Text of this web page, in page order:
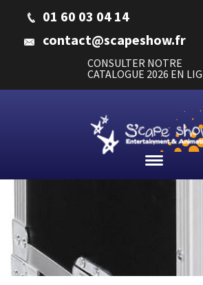
01 60 03 04 14
contact@scapeshow.fr
CONSULTER NOTRE
CATALOGUE 2026 EN